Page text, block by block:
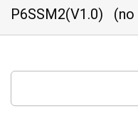
P6SSM2(V1.0)